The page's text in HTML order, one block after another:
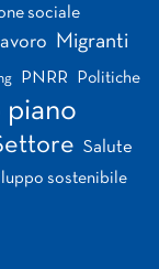
sociale
Migranti
PNRR Politiche
piano
Salute
sostenibile